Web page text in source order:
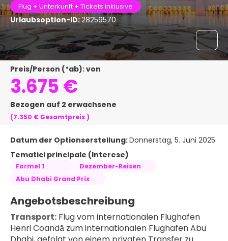
Flug + Unterkunft + Tickets inklusive
Urlaubsoption-ID:28259570
Preis/Person (*ab): von
3.675 €
Bezogen auf 2 erwachsene
(7.350 € Gesamtpreis)
Datum der Optionserstellung:Donnerstag, 5. Juni 2025
Tematici principale (Interese)
Formel 1
Dezember-Reisen
Abu Dhabi Grand Prix
Angebotsbeschreibung
Transport: Flug vom internationalen Flughafen
Henri Coandă zum internationalen Flughafen Abu